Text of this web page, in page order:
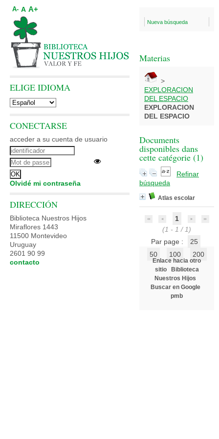
Nueva búsqueda
Materias
>
EXPLORACION
DEL ESPACIO
EXPLORACION
DEL ESPACIO
Documents
disponibles dans
cette catégorie (1)
Refinar
búsqueda
Atlas escolar
1
(1 - 1 / 1)
Par page :
25
50
100 200
Enlace hacia otro
sitio
Biblioteca
Nuestros Hijos
Buscar en Google
pmb
A- A A+
ELIGE IDIOMA
CONECTARSE
acceder a su cuenta de usuario
Olvidé mi contraseña
DIRECCIÓN
Biblioteca Nuestros Hijos
Miraflores 1443
11500 Montevideo
Uruguay
2601 90 99
contacto